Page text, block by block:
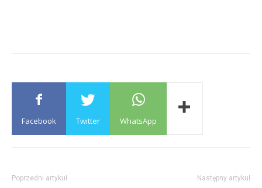
Facebook Twitter WhatsApp
Poprzedni artykuł Następny artykuł